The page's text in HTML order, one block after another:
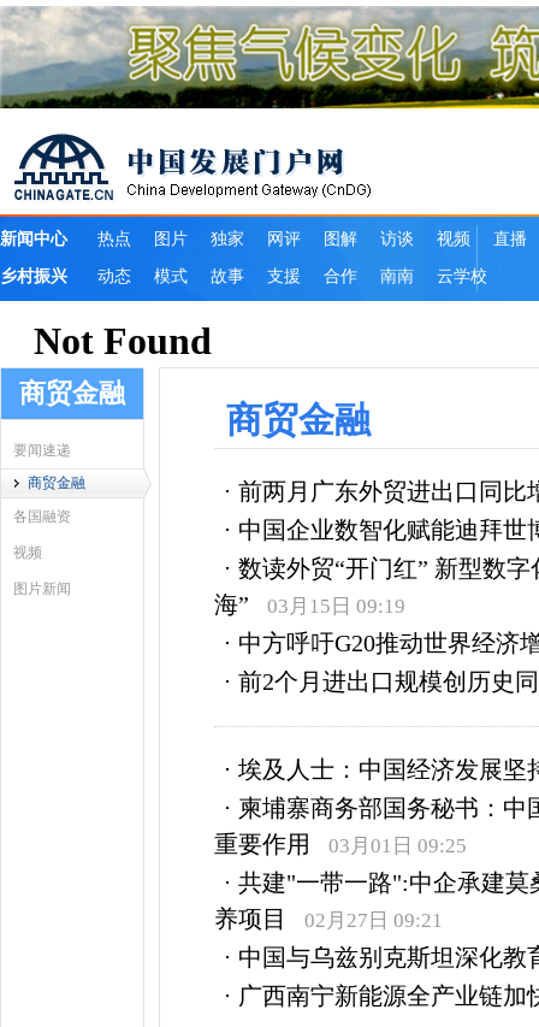
商贸金融
要闻速递
商贸金融
各国融资
视频
图片新闻
商贸金融
前两月广东外贸进出口同比
中国企业数智化赋能迪拜世
数读外贸“开门红” 新型数
海”
03月15日 09:19
中方呼吁G20推动世界经济
前2个月进出口规模创历史
埃及人士：中国经济发展坚
柬埔寨商务部国务秘书：中
重要作用
03月01日 09:25
共建"一带一路":中企承建莫
养项目
02月27日 09:21
中国与乌兹别克斯坦深化教
广西南宁新能源全产业链加